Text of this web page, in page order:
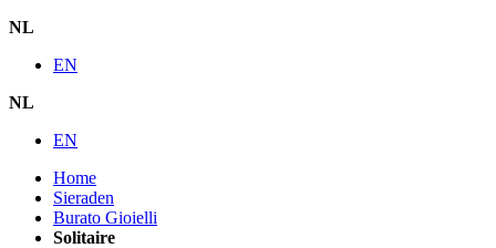
NL
EN
NL
EN
Home
Sieraden
Burato Gioielli
Solitaire